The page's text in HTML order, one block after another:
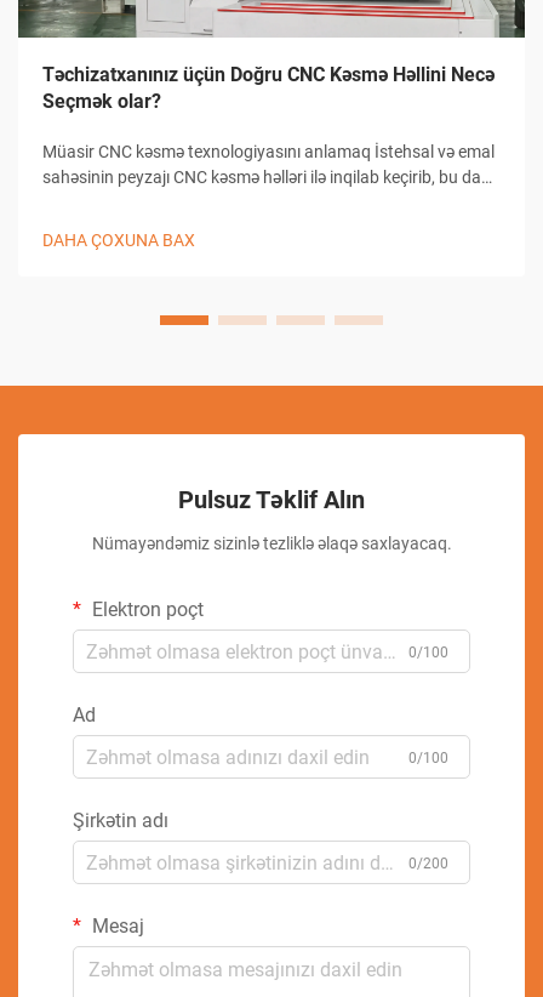
Təchizatxanınız üçün Doğru CNC Kəsmə Həllini Necə
Seçmək olar?
Müasir CNC kəsmə texnologiyasını anlamaq İstehsal və emal
sahəsinin peyzajı CNC kəsmə həlləri ilə inqilab keçirib, bu da
birləşmiş...
DAHA ÇOXUNA BAX
Pulsuz Təklif Alın
Nümayəndəmiz sizinlə tezliklə əlaqə saxlayacaq.
Elektron poçt
0/100
Ad
0/100
Şirkətin adı
0/200
Mesaj